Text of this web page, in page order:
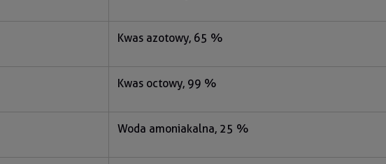
Kwas azotowy, 65 %
Kwas octowy, 99 %
Woda amoniakalna, 25 %